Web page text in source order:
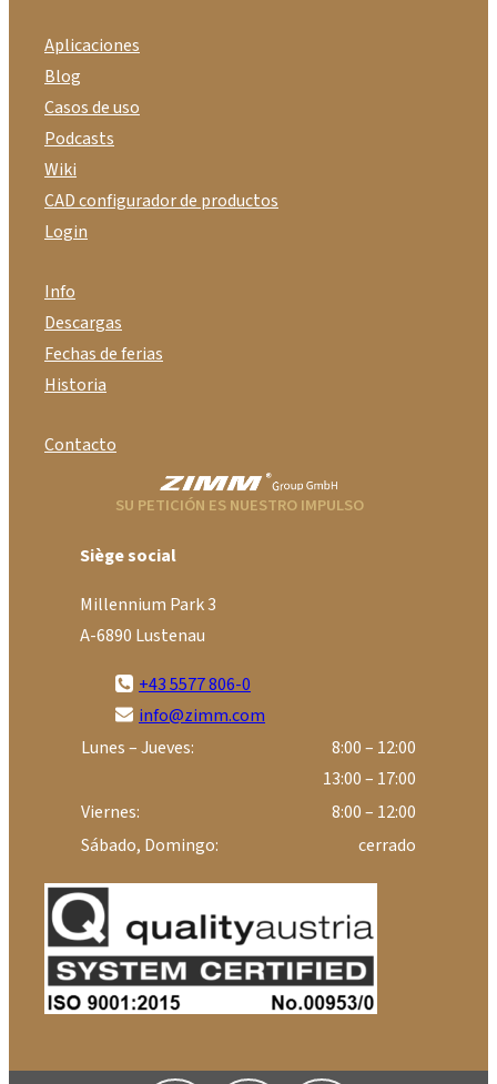
Aplicaciones
Blog
Casos de uso
Podcasts
Wiki
CAD configurador de productos
Login
Info
Descargas
Fechas de ferias
Historia
Contacto
SU PETICIÓN ES NUESTRO IMPULSO
Siège social
Millennium Park 3
A-6890 Lustenau
+43 5577 806-0
info@zimm.com
Lunes – Jueves:
8:00 – 12:00
13:00 – 17:00
Viernes:
8:00 – 12:00
Sábado, Domingo:
cerrado